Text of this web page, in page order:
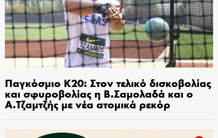
Παγκόσμιο Κ20: Στον τελικό δισκοβολίας
και σφυροβολίας η Β.Σαμολαδά και ο
Α.Τζαμτζής με νέα ατομικά ρεκόρ